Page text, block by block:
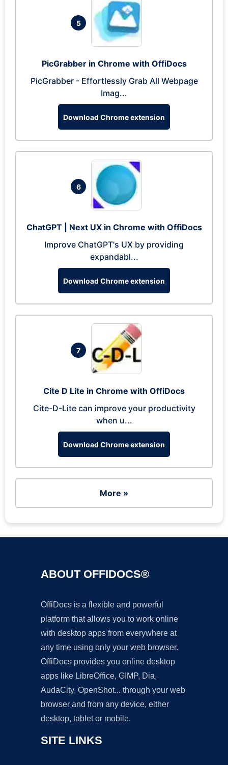
5
PicGrabber in Chrome with OffiDocs
PicGrabber - Effortlessly Grab All Webpage
Imag...
Download Chrome extension
6
ChatGPT | Next UX in Chrome with OffiDocs
Improve ChatGPT's UX by providing
expandabl...
Download Chrome extension
7
Cite D Lite in Chrome with OffiDocs
Cite-D-Lite can improve your productivity
when u...
Download Chrome extension
More »
ABOUT OFFIDOCS®
OffiDocs is a flexible and powerful
platform that allows you to work online
with desktop apps from everywhere at
any time using only your web browser.
OffiDocs provides you online desktop
apps like LibreOffice, GIMP, Dia,
AudaCity, OpenShot... through your web
browser and from any device, either
desktop, tablet or mobile.
SITE LINKS